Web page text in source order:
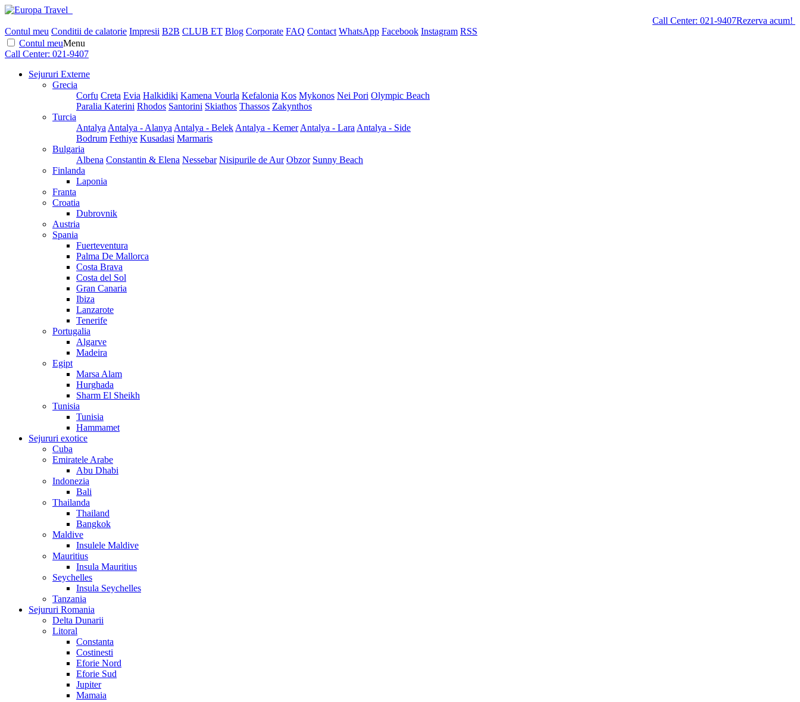
Call Center: 021-9407Rezerva acum!
Contul meu Conditii de calatorie Impresii B2B CLUB ET Blog Corporate FAQ Contact WhatsApp Facebook Instagram RSS
Contul meuMenu
Call Center: 021-9407
Sejururi Externe
Grecia
Corfu Creta Evia Halkidiki Kamena Vourla Kefalonia Kos Mykonos Nei Pori Olympic Beach
Paralia Katerini Rhodos Santorini Skiathos Thassos Zakynthos
Turcia
Antalya Antalya - Alanya Antalya - Belek Antalya - Kemer Antalya - Lara Antalya - Side
Bodrum Fethiye Kusadasi Marmaris
Bulgaria
Albena Constantin & Elena Nessebar Nisipurile de Aur Obzor Sunny Beach
Finlanda
Laponia
Franta
Croatia
Dubrovnik
Austria
Spania
Fuerteventura
Palma De Mallorca
Costa Brava
Costa del Sol
Gran Canaria
Ibiza
Lanzarote
Tenerife
Portugalia
Algarve
Madeira
Egipt
Marsa Alam
Hurghada
Sharm El Sheikh
Tunisia
Tunisia
Hammamet
Sejururi exotice
Cuba
Emiratele Arabe
Abu Dhabi
Indonezia
Bali
Thailanda
Thailand
Bangkok
Maldive
Insulele Maldive
Mauritius
Insula Mauritius
Seychelles
Insula Seychelles
Tanzania
Sejururi Romania
Delta Dunarii
Litoral
Constanta
Costinesti
Eforie Nord
Eforie Sud
Jupiter
Mamaia